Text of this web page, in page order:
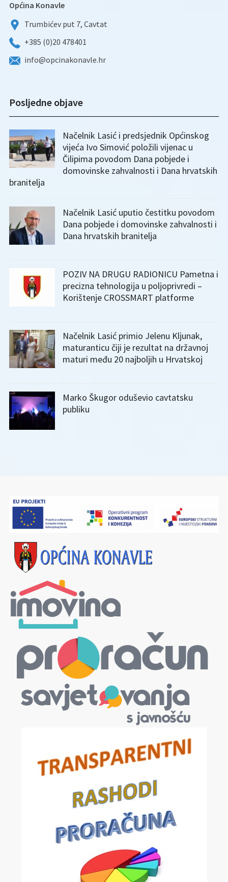
Općina Konavle
Trumbićev put 7, Cavtat
+385 (0)20 478401
info@opcinakonavle.hr
Posljedne objave
Načelnik Lasić i predsjednik Općinskog
vijeća Ivo Simović položili vijenac u
Čilipima povodom Dana pobjede i
domovinske zahvalnosti i Dana hrvatskih
branitelja
Načelnik Lasić uputio čestitku povodom
Dana pobjede i domovinske zahvalnosti i
Dana hrvatskih branitelja
POZIV NA DRUGU RADIONICU Pametna i
precizna tehnologija u poljoprivredi –
Korištenje CROSSMART platforme
Načelnik Lasić primio Jelenu Kljunak,
maturanticu čiji je rezultat na državnoj
maturi među 20 najboljih u Hrvatskoj
Marko Škugor oduševio cavtatsku
publiku